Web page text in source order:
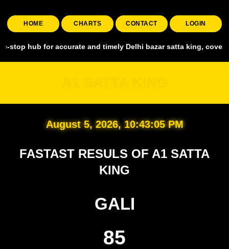
HOME CHARTS CONTACT LOGIN
for accurate and timely Delhi bazar satta king, covering all
August 5, 2026, 10:43:06 PM
FASTAST RESULS OF A1 SATTA
KING
GALI
85